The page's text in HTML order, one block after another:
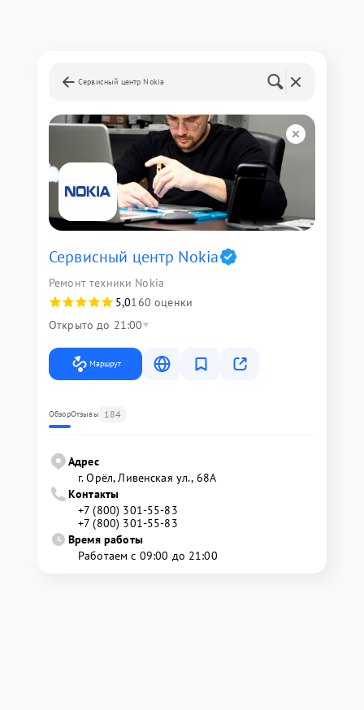
Сервисный центр Nokia
Сервисный центр Nokia
Ремонт техники Nokia
5,0160 оценки
Открыто до 21:00
Маршрут
ОбзорОтзывы 184
Адрес
г. Орёл, Ливенская ул., 68А
Контакты
+7 (800) 301-55-83
+7 (800) 301-55-83
Время работы
Работаем с 09:00 до 21:00